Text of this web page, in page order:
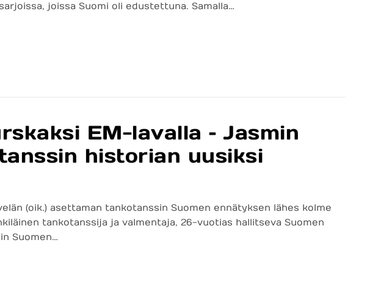
joissa Suomi oli edustettuna. Samalla…
EM-lavalla – Jasmin
historian uusiksi
(oik.) asettaman tankotanssin Suomen ennätyksen lähes kolme
tankotanssija ja valmentaja, 26-vuotias hallitseva Suomen
Suomen…